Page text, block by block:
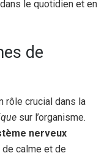
le quotidien et en
de
rôle crucial dans la
sur l’organisme.
nerveux
calme et de